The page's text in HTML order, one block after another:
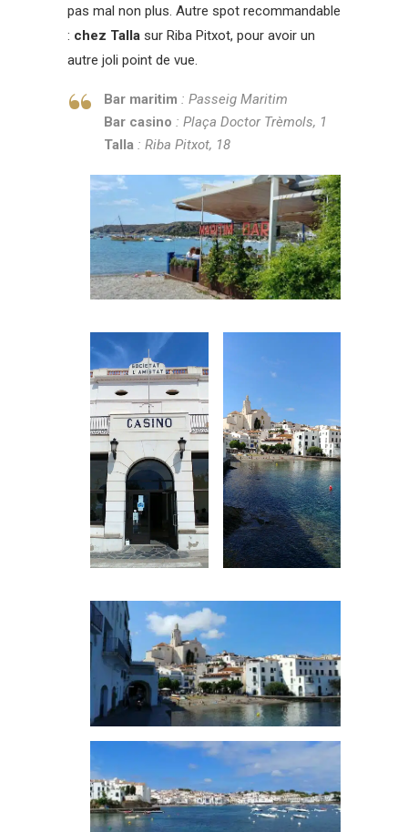
pas mal non plus. Autre spot recommandable
: chez Talla sur Riba Pitxot, pour avoir un
autre joli point de vue.
Bar maritim : Passeig Maritim
Bar casino : Plaça Doctor Trèmols, 1
Talla : Riba Pitxot, 18